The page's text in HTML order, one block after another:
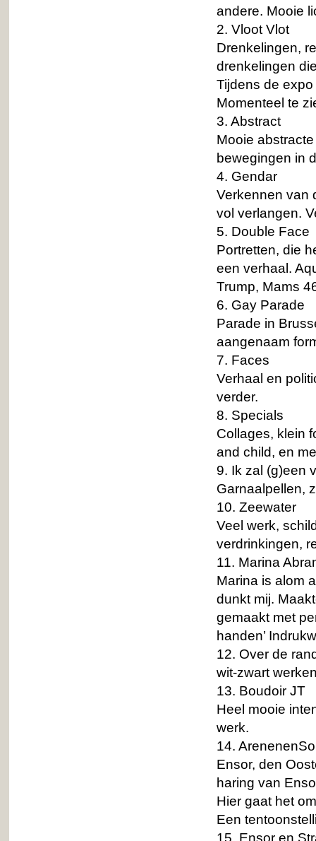
andere. Mooie
2. Vloot Vlot
Drenkelingen,
drenkelingen
Tijdens de
Momenteel te
3. Abstract
Mooie
bewegingen in
4. Gendar
Verkennen van
vol verlangen.
5. Double Face
Portretten, die
een verhaal.
Trump, Mams
6. Gay Parade
Parade in
aangenaam
7. Faces
Verhaal en
verder.
8. Specials
Collages, klein
and child, en
9. Ik zal (g)een
Garnaalpellen,
10. Zeewater
Veel werk,
verdrinkingen,
11. Marina
Marina is alom
dunkt mij.
gemaakt met
handen’
12. Over de
wit-zwart
13. Boudoir JT
Heel mooie
werk.
14.
Ensor, den
haring van
Hier gaat het
Een
15. Ensor en